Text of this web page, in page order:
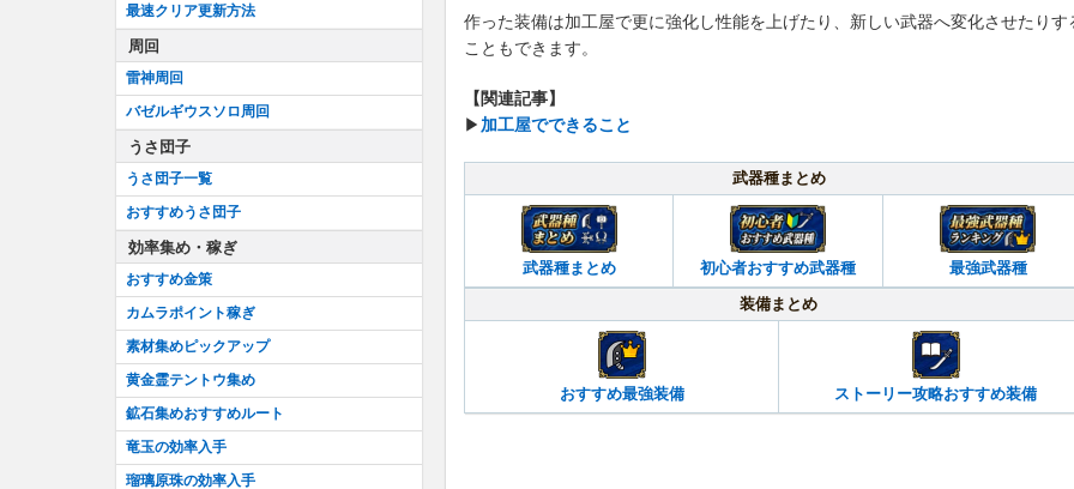
作った装備は加工屋で更に強化し性能を上げたり、新しい武器へ変化させたりす
こともできます。
【関連記事】
▶︎ 加工屋でできること
武器種まとめ
武器種まとめ 初心者おすすめ武器種 最強武器種
装備まとめ
おすすめ最強装備 ストーリー攻略おすすめ装備
最速クリア更新方法
周回
雷神周回
バゼルギウスソロ周回
うさ団子
うさ団子一覧
おすすめうさ団子
効率集め・稼ぎ
おすすめ金策
カムラポイント稼ぎ
素材集めピックアップ
黄金霊テントウ集め
鉱石集めおすすめルート
竜玉の効率入手
瑠璃原珠の効率入手